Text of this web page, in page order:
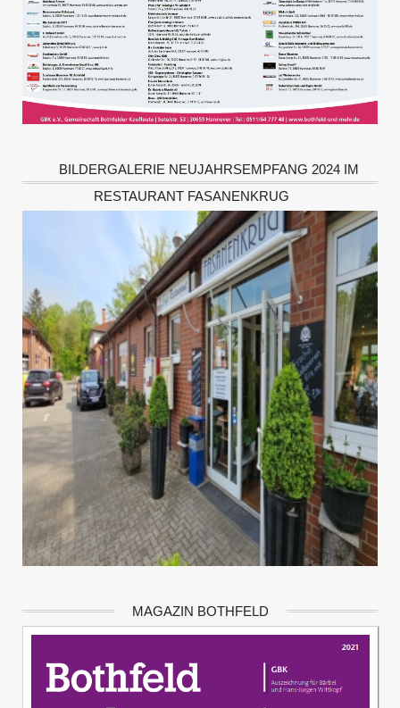
BILDERGALERIE NEUJAHRSEMPFANG 2024 IM
RESTAURANT FASANENKRUG
MAGAZIN BOTHFELD